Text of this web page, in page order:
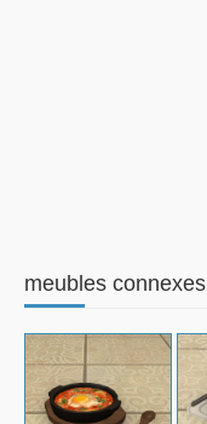
meubles connexes